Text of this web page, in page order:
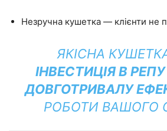
Незручна кушетка — клієнти не
ЯКІСНА
ІНВЕСТИЦІЯ В
ДОВГОТРИВАЛУ
РОБОТИ ВАШОГО